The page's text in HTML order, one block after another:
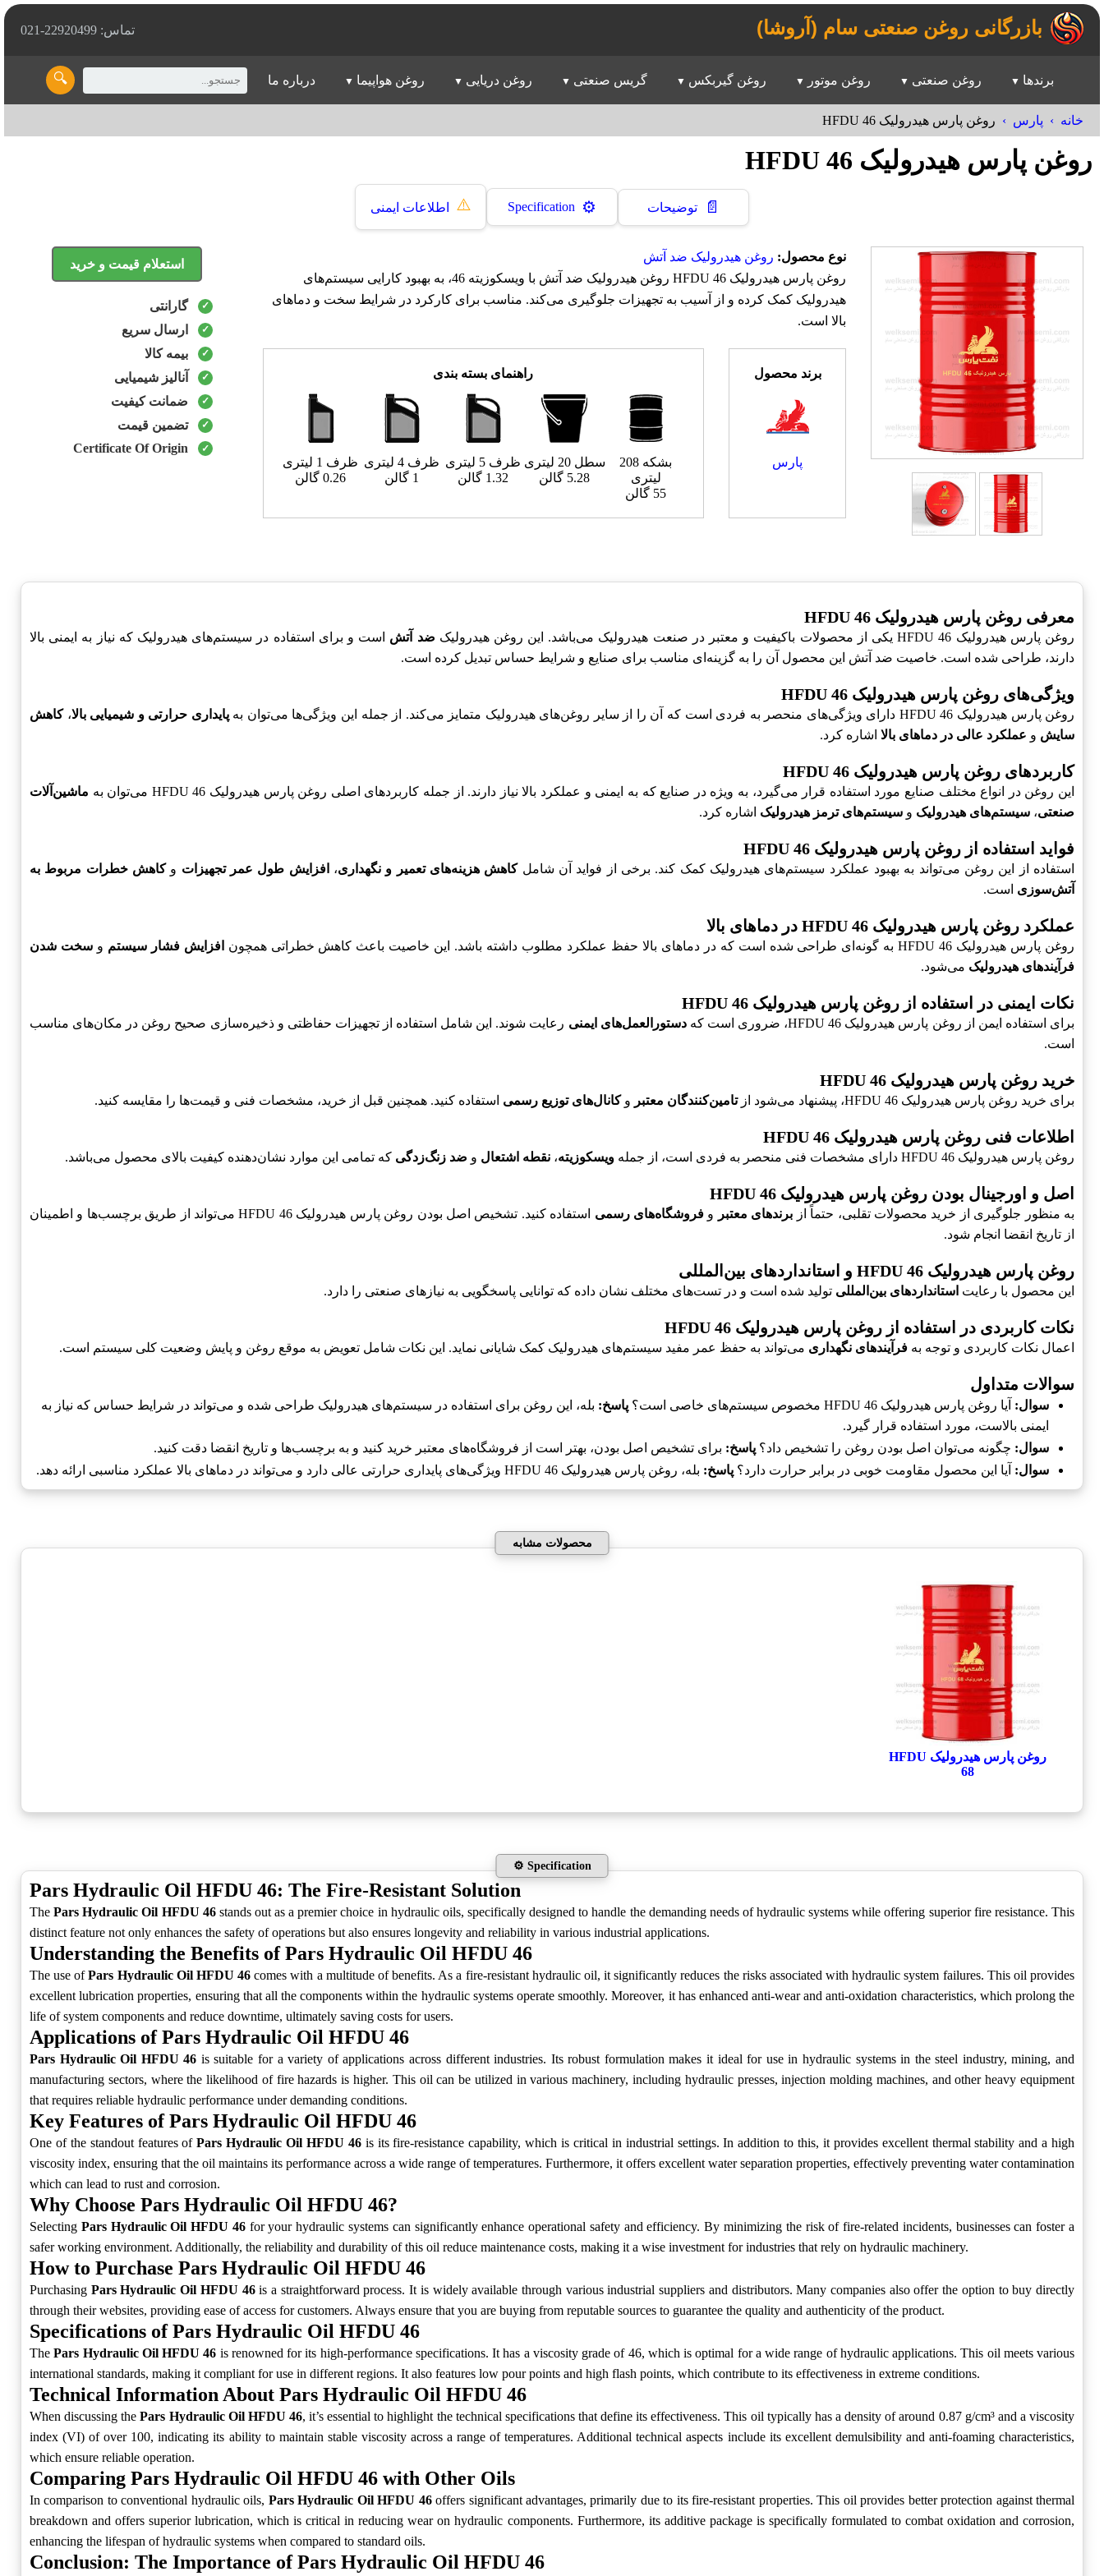
بازرگانی روغن صنعتی سام (آروشا) تماس: 22920499-021
🔍 برندها روغن صنعتی روغن موتور روغن گیربکس گریس صنعتی روغن دریایی روغن هواپیما درباره ما
خانه پارس روغن پارس هیدرولیک HFDU 46
روغن پارس هیدرولیک HFDU 46
📄 توضیحات ⚙️
Specification
⚠️ اطلاعات ایمنی
نوع محصول: روغن هیدرولیک ضد آتش
روغن پارس هیدرولیک HFDU 46 روغن هیدرولیک ضد آتش با ویسکوزیته 46، به بهبود کارایی سیستم‌های
هیدرولیک کمک کرده و از آسیب به تجهیزات جلوگیری می‌کند. مناسب برای کارکرد در شرایط سخت و دماهای
بالا است.
برند محصول
پارس
راهنمای بسته بندی
بشکه 208
لیتری
55 گالن
سطل 20 لیتری
5.28 گالن
ظرف 5 لیتری
1.32 گالن
ظرف 4 لیتری
1 گالن
ظرف 1 لیتری
0.26 گالن
استعلام قیمت و خرید
گارانتی
ارسال سریع
بیمه کالا
آنالیز شیمیایی
ضمانت کیفیت
تضمین قیمت
Certificate Of Origin
معرفی روغن پارس هیدرولیک HFDU 46
روغن پارس هیدرولیک HFDU 46 یکی از محصولات باکیفیت و معتبر در صنعت هیدرولیک می‌باشد. این روغن هیدرولیک ضد آتش است و برای استفاده در سیستم‌های هیدرولیک که نیاز به ایمنی بالا
دارند، طراحی شده است. خاصیت ضد آتش این محصول آن را به گزینه‌ای مناسب برای صنایع و شرایط حساس تبدیل کرده است.
ویژگی‌های روغن پارس هیدرولیک HFDU 46
روغن پارس هیدرولیک HFDU 46 دارای ویژگی‌های منحصر به فردی است که آن را از سایر روغن‌های هیدرولیک متمایز می‌کند. از جمله این ویژگی‌ها می‌توان به پایداری حرارتی و شیمیایی بالا،کاهش
سایش و عملکرد عالی در دماهای بالا اشاره کرد.
کاربردهای روغن پارس هیدرولیک HFDU 46
این روغن در انواع مختلف صنایع مورد استفاده قرار می‌گیرد، به ویژه در صنایع که به ایمنی و عملکرد بالا نیاز دارند. از جمله کاربردهای اصلی روغن پارس هیدرولیک HFDU 46 می‌توان به
ماشین‌آلات
صنعتی، سیستم‌های هیدرولیک و سیستم‌های ترمز هیدرولیک اشاره کرد.
فواید استفاده از روغن پارس هیدرولیک HFDU 46
استفاده از این روغن می‌تواند به بهبود عملکرد سیستم‌های هیدرولیک کمک کند. برخی از فواید آن شاملکاهش هزینه‌های تعمیر و نگهداری، افزایش طول عمر تجهیزات وکاهش خطرات مربوط به
آتش‌سوزی است.
عملکرد روغن پارس هیدرولیک HFDU 46 در دماهای بالا
روغن پارس هیدرولیک HFDU 46 به گونه‌ای طراحی شده است که در دماهای بالا حفظ عملکرد مطلوب داشته باشد. این خاصیت باعث کاهش خطراتی همچون افزایش فشار سیستم وسخت شدن
فرآیندهای هیدرولیک می‌شود.
نکات ایمنی در استفاده از روغن پارس هیدرولیک HFDU 46
برای استفاده ایمن از روغن پارس هیدرولیک HFDU 46، ضروری است که دستورالعمل‌های ایمنی رعایت شوند. این شامل استفاده از تجهیزات حفاظتی و ذخیره‌سازی صحیح روغن در مکان‌های مناسب
است.
خرید روغن پارس هیدرولیک HFDU 46
برای خرید روغن پارس هیدرولیک HFDU 46، پیشنهاد می‌شود از تامین‌کنندگان معتبر وکانال‌های توزیع رسمی استفاده کنید. همچنین قبل از خرید، مشخصات فنی و قیمت‌ها را مقایسه کنید.
اطلاعات فنی روغن پارس هیدرولیک HFDU 46
روغن پارس هیدرولیک HFDU 46 دارای مشخصات فنی منحصر به فردی است، از جمله ویسکوزیته، نقطه اشتعال و ضد زنگ‌زدگی که تمامی این موارد نشان‌دهنده کیفیت بالای محصول می‌باشد.
اصل و اورجینال بودن روغن پارس هیدرولیک HFDU 46
به منظور جلوگیری از خرید محصولات تقلبی، حتماً از برندهای معتبر و فروشگاه‌های رسمی
استفاده کنید. تشخیص اصل بودن روغن پارس هیدرولیک HFDU 46 می‌تواند از طریق برچسب‌ها و اطمینان
از تاریخ انقضا انجام شود.
روغن پارس هیدرولیک HFDU 46 و استانداردهای بین‌المللی
این محصول با رعایت استانداردهای بین‌المللی تولید شده است و در تست‌های مختلف نشان داده که توانایی پاسخگویی به نیازهای صنعتی را دارد.
نکات کاربردی در استفاده از روغن پارس هیدرولیک HFDU 46
اعمال نکات کاربردی و توجه به فرآیندهای نگهداری می‌تواند به حفظ عمر مفید سیستم‌های هیدرولیک کمک شایانی نماید. این نکات شامل تعویض به موقع روغن و پایش وضعیت کلی سیستم است.
سوالات متداول
سوال: آیا روغن پارس هیدرولیک HFDU 46 مخصوص سیستم‌های خاصی است؟ پاسخ: بله، این روغن برای استفاده در سیستم‌های هیدرولیک طراحی شده و می‌تواند در شرایط حساس که نیاز به
ایمنی بالاست، مورد استفاده قرار گیرد.
سوال: چگونه می‌توان اصل بودن روغن را تشخیص داد؟ پاسخ: برای تشخیص اصل بودن، بهتر است از فروشگاه‌های معتبر خرید کنید و به برچسب‌ها و تاریخ انقضا دقت کنید.
سوال: آیا این محصول مقاومت خوبی در برابر حرارت دارد؟ پاسخ: بله، روغن پارس هیدرولیک HFDU 46 ویژگی‌های پایداری حرارتی عالی دارد و می‌تواند در دماهای بالا عملکرد مناسبی ارائه دهد.
محصولات مشابه
روغن پارس هیدرولیک HFDU
68
⚙️ Specification
Pars Hydraulic Oil HFDU 46: The Fire-Resistant Solution
ThePars Hydraulic Oil HFDU 46stands out as a premier choice in hydraulic oils, specifically designed to handle the demanding needs of hydraulic systems while offering superior fire resistance. This
distinct feature not only enhances the safety of operations but also ensures longevity and reliability in various industrial applications.
Understanding the Benefits of Pars Hydraulic Oil HFDU 46
The use ofPars Hydraulic Oil HFDU 46 comes with a multitude of benefits. As a fire-resistant hydraulic oil, it significantly reduces the risks associated with hydraulic system failures. This oil provides
excellent lubrication properties, ensuring that all the components within the hydraulic systems operate smoothly. Moreover, it has enhanced anti-wear and anti-oxidation characteristics, which prolong the
life of system components and reduce downtime, ultimately saving costs for users.
Applications of Pars Hydraulic Oil HFDU 46
Pars Hydraulic Oil HFDU 46 is suitable for a variety of applications across different industries. Its robust formulation makes it ideal for use in hydraulic systems in the steel industry, mining, and
manufacturing sectors, where the likelihood of fire hazards is higher. This oil can be utilized in various machinery, including hydraulic presses, injection molding machines, and other heavy equipment
that requires reliable hydraulic performance under demanding conditions.
Key Features of Pars Hydraulic Oil HFDU 46
One of the standout features ofPars Hydraulic Oil HFDU 46is its fire-resistance capability, which is critical in industrial settings. In addition to this, it provides excellent thermal stability and a high
viscosity index, ensuring that the oil maintains its performance across a wide range of temperatures. Furthermore, it offers excellent water separation properties, effectively preventing water contamination
which can lead to rust and corrosion.
Why Choose Pars Hydraulic Oil HFDU 46?
Selecting Pars Hydraulic Oil HFDU 46for your hydraulic systems can significantly enhance operational safety and efficiency. By minimizing the risk of fire-related incidents, businesses can foster a
safer working environment. Additionally, the reliability and durability of this oil reduce maintenance costs, making it a wise investment for industries that rely on hydraulic machinery.
How to Purchase Pars Hydraulic Oil HFDU 46
Purchasing Pars Hydraulic Oil HFDU 46is a straightforward process. It is widely available through various industrial suppliers and distributors. Many companies also offer the option to buy directly
through their websites, providing ease of access for customers. Always ensure that you are buying from reputable sources to guarantee the quality and authenticity of the product.
Specifications of Pars Hydraulic Oil HFDU 46
ThePars Hydraulic Oil HFDU 46 is renowned for its high-performance specifications. It has a viscosity grade of 46, which is optimal for a wide range of hydraulic applications. This oil meets various
international standards, making it compliant for use in different regions. It also features low pour points and high flash points, which contribute to its effectiveness in extreme conditions.
Technical Information About Pars Hydraulic Oil HFDU 46
When discussing thePars Hydraulic Oil HFDU 46, it’s essential to highlight the technical specifications that define its effectiveness. This oil typically has a density of around 0.87 g/cm³ and a viscosity
index (VI) of over 100, indicating its ability to maintain stable viscosity across a range of temperatures. Additional technical aspects include its excellent demulsibility and anti-foaming characteristics,
which ensure reliable operation.
Comparing Pars Hydraulic Oil HFDU 46 with Other Oils
In comparison to conventional hydraulic oils, Pars Hydraulic Oil HFDU 46offers significant advantages, primarily due to its fire-resistant properties. This oil provides better protection against thermal
breakdown and offers superior lubrication, which is critical in reducing wear on hydraulic components. Furthermore, its additive package is specifically formulated to combat oxidation and corrosion,
enhancing the lifespan of hydraulic systems when compared to standard oils.
Conclusion: The Importance of Pars Hydraulic Oil HFDU 46